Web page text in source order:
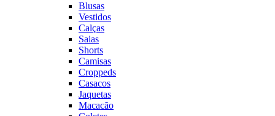
Blusas
Vestidos
Calças
Saias
Shorts
Camisas
Croppeds
Casacos
Jaquetas
Macacão